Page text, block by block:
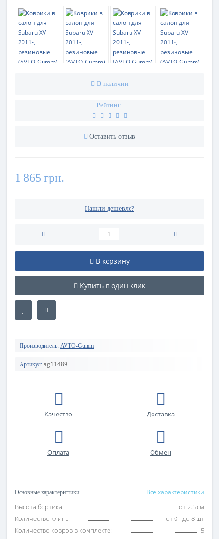
В наличии
Рейтинг:
Оставить отзыв
1 865 грн.
Нашли дешевле?
В корзину
Купить в один клик
Производитель: AVTO-Gumm
Артикул: ag11489
Качество Доставка
Оплата Обмен
Основные характеристики Все характеристики
Высота бортика:
от 2.5 см
Количество клипс:
от 0 - до 8 шт
Количество ковров в комплекте:
5